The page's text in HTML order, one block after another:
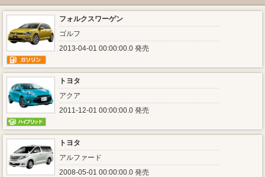
フォルクスワーゲン
ゴルフ
2013-04-01 00:00:00.0 発売
トヨタ
アクア
2011-12-01 00:00:00.0 発売
トヨタ
アルファード
2008-05-01 00:00:00.0 発売